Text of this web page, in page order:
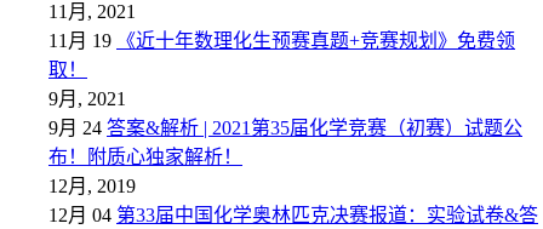
11月, 2021
11月 19
《近十年数理化生预赛真题+竞赛规划》免费领
取！
9月, 2021
9月 24 答案&解析 | 2021第35届化学竞赛（初赛）试题公
布！附质心独家解析！
12月, 2019
12月 04 第33届中国化学奥林匹克决赛报道：实验试卷&答